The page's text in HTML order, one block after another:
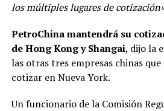
los múltiples lugares de
PetroChina mantendrá su
de Hong Kong y Shangai, dijo la
las otras tres empresas chinas
cotizar en Nueva York.
Un funcionario de la Comisión